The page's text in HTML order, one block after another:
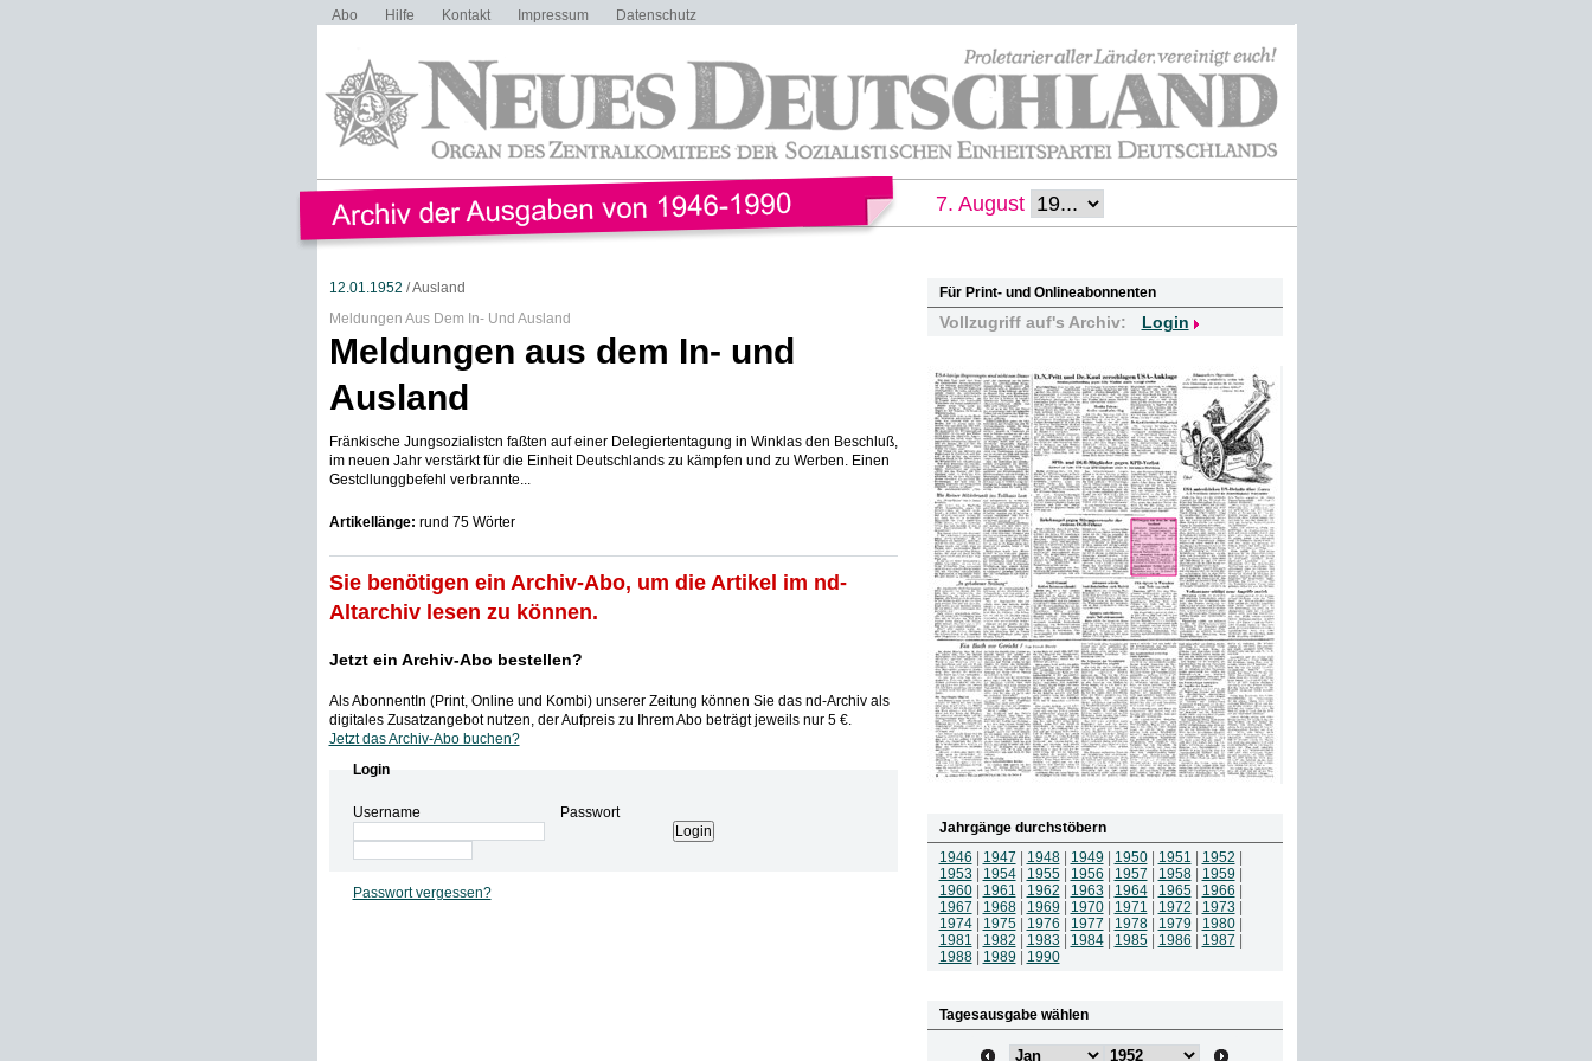
Abo Hilfe Kontakt Impressum Datenschutz
7. August
12.01.1952 / Ausland
Meldungen Aus Dem In- Und Ausland
Meldungen aus dem In- und
Ausland
Fränkische Jungsozialistcn faßten auf einer Delegiertentagung in Winklas den Beschluß,
im neuen Jahr verstärkt für die Einheit Deutschlands zu kämpfen und zu Werben. Einen
Gestcllunggbefehl verbrannte...
Artikellänge: rund 75 Wörter
Sie benötigen ein Archiv-Abo, um die Artikel im nd-
Altarchiv lesen zu können.
Jetzt ein Archiv-Abo bestellen?
Als AbonnentIn (Print, Online und Kombi) unserer Zeitung können Sie das nd-Archiv als
digitales Zusatzangebot nutzen, der Aufpreis zu Ihrem Abo beträgt jeweils nur 5 €.
Jetzt das Archiv-Abo buchen?
Login
Username Passwort
Passwort vergessen?
Für Print- und Onlineabonnenten
Vollzugriff auf's Archiv: Login
Jahrgänge durchstöbern
1946
1947 1948| 1949 1950| 1951 1952
1953
1954| 1955| 1956 1957 1958| 1959
1960| 1961 1962 1963 1964| 1965| 1966
1967
1968| 1969 1970| 1971 1972 1973
1974| 1975| 1976 1977 1978| 1979 1980|
1981
1982 1983 1984| 1985| 1986 1987
1988| 1989 1990
Tagesausgabe wählen